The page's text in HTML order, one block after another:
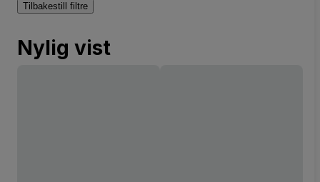
Tilbakestill filtre
Nylig vist